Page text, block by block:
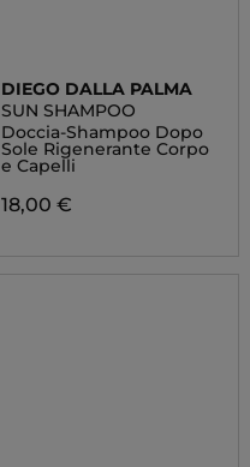
DIEGO DALLA PALMA
SUN SHAMPOO
Doccia-Shampoo Dopo
Sole Rigenerante Corpo
e Capelli
18,00 €